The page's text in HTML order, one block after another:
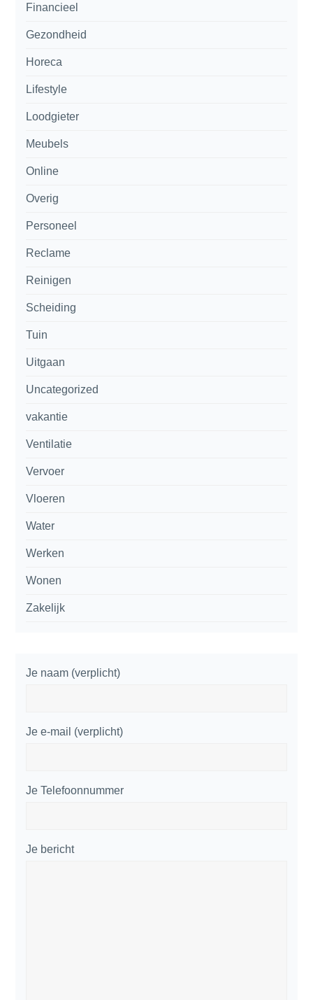
Financieel
Gezondheid
Horeca
Lifestyle
Loodgieter
Meubels
Online
Overig
Personeel
Reclame
Reinigen
Scheiding
Tuin
Uitgaan
Uncategorized
vakantie
Ventilatie
Vervoer
Vloeren
Water
Werken
Wonen
Zakelijk
Je naam (verplicht)
Je e-mail (verplicht)
Je Telefoonnummer
Je bericht